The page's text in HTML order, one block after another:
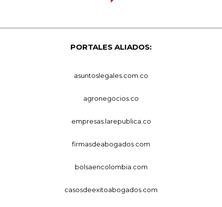
PORTALES ALIADOS:
asuntoslegales.com.co
agronegocios.co
empresas.larepublica.co
firmasdeabogados.com
bolsaencolombia.com
casosdeexitoabogados.com